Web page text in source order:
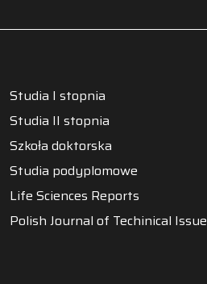
Studia I stopnia
Studia II stopnia
Szkoła doktorska
Studia podyplomowe
Life Sciences Reports
Polish Journal of Techinical Issue